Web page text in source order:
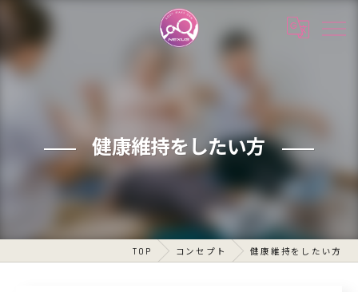
健康維持をしたい方
TOP コンセプト 健康維持をしたい方